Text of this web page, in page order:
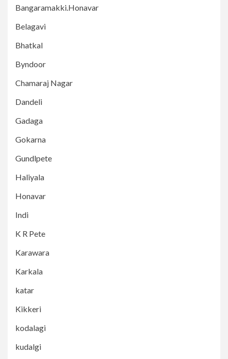
Bangaramakki.Honavar
Belagavi
Bhatkal
Byndoor
Chamaraj Nagar
Dandeli
Gadaga
Gokarna
Gundlpete
Haliyala
Honavar
Indi
K R Pete
Karawara
Karkala
katar
Kikkeri
kodalagi
kudalgi